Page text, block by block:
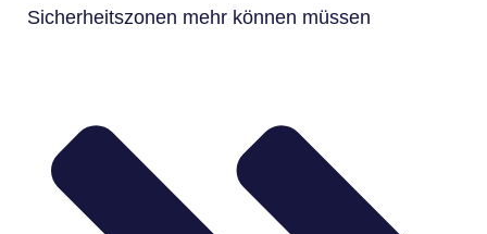
Sicherheitszonen mehr können müssen